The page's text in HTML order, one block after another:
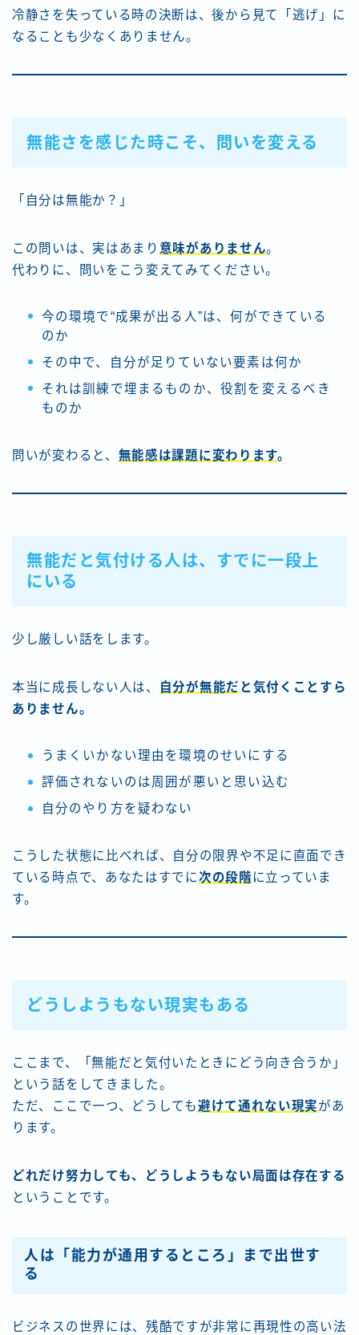
冷静さを失っている時の決断は、後から見て「逃げ」に
なることも少なくありません。
無能さを感じた時こそ、問いを変える
「自分は無能か？」
この問いは、実はあまり 意味がありません。
代わりに、問いをこう変えてみてください。
今の環境で“成果が出る人”は、何ができている
のか
その中で、自分が足りていない要素は何か
それは訓練で埋まるものか、役割を変えるべき
ものか
問いが変わると、 無能感は課題に変わります。
無能だと気付ける人は、すでに一段上
にいる
少し厳しい話をします。
本当に成長しない人は、 自分が無能だ と気付くことすら
ありません。
うまくいかない理由を環境のせいにする
評価されないのは周囲が悪いと思い込む
自分のやり方を疑わない
こうした状態に比べれば、自分の限界や不足に直面でき
ている時点で、あなたはすでに次の段階 に立っていま
す。
どうしようもない現実もある
ここまで、「無能だと気付いたときにどう向き合うか」
という話をしてきました。
ただ、ここで一つ、どうしても避けて通れない現実があ
ります。
どれだけ努力しても、どうしようもない局面は存在する
ということです。
人は「能力が通用するところ」まで出世す
る
ビジネスの世界には、残酷ですが非常に再現性の高い法